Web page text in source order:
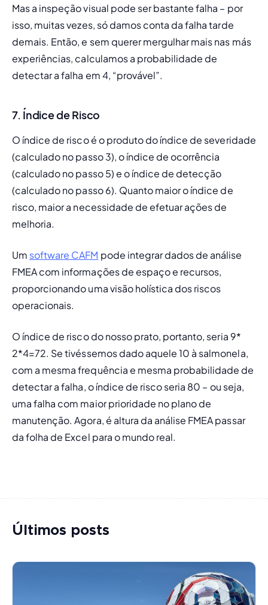
Mas a inspeção visual pode ser bastante falha – por
isso, muitas vezes, só damos conta da falha tarde
demais. Então, e sem querer mergulhar mais nas más
experiências, calculamos a probabilidade de
detectar a falha em 4, “provável”.
7. Índice de Risco
O índice de risco é o produto do índice de severidade
(calculado no passo 3), o índice de ocorrência
(calculado no passo 5) e o índice de detecção
(calculado no passo 6). Quanto maior o índice de
risco, maior a necessidade de efetuar ações de
melhoria.
Um software CAFM pode integrar dados de análise
FMEA com informações de espaço e recursos,
proporcionando uma visão holística dos riscos
operacionais.
O índice de risco do nosso prato, portanto, seria 9*
2*4=72. Se tivéssemos dado aquele 10 à salmonela,
com a mesma frequência e mesma probabilidade de
detectar a falha, o índice de risco seria 80 – ou seja,
uma falha com maior prioridade no plano de
manutenção. Agora, é altura da análise FMEA passar
da folha de Excel para o mundo real.
Últimos posts